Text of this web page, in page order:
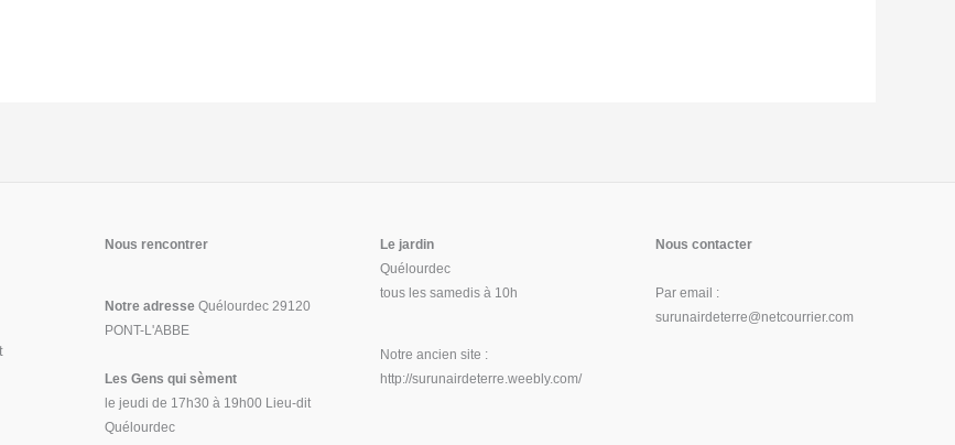
Nous rencontrer
Notre adresse Quélourdec 29120
PONT-L'ABBE
Les Gens qui sèment
le jeudi de 17h30 à 19h00 Lieu-dit
Quélourdec
Le jardin
Quélourdec
tous les samedis à 10h
Notre ancien site :
http://surunairdeterre.weebly.com/
Nous contacter
Par email :
surunairdeterre@netcourrier.com